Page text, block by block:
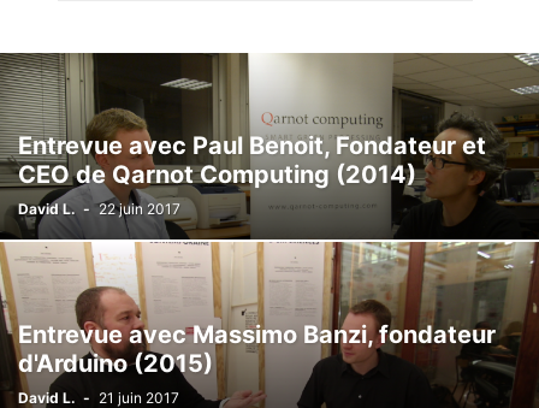
SIMPLE D'INSTALLATION
Entrevue avec Paul Benoit, Fondateur et
CEO de Qarnot Computing (2014)
David L. - 22 juin 2017
Entrevue avec Massimo Banzi, fondateur
d'Arduino (2015)
David L. - 21 juin 2017